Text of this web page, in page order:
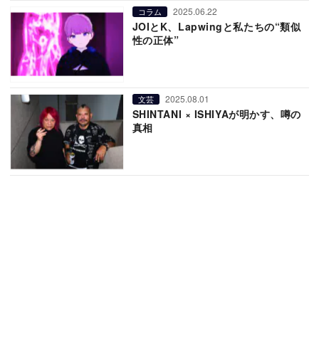
コラム 2025.06.22
JOIとK、Lapwingと私たちの“類似
性の正体”
文芸 2025.08.01
SHINTANI × ISHIYAが明かす、噂の
真相